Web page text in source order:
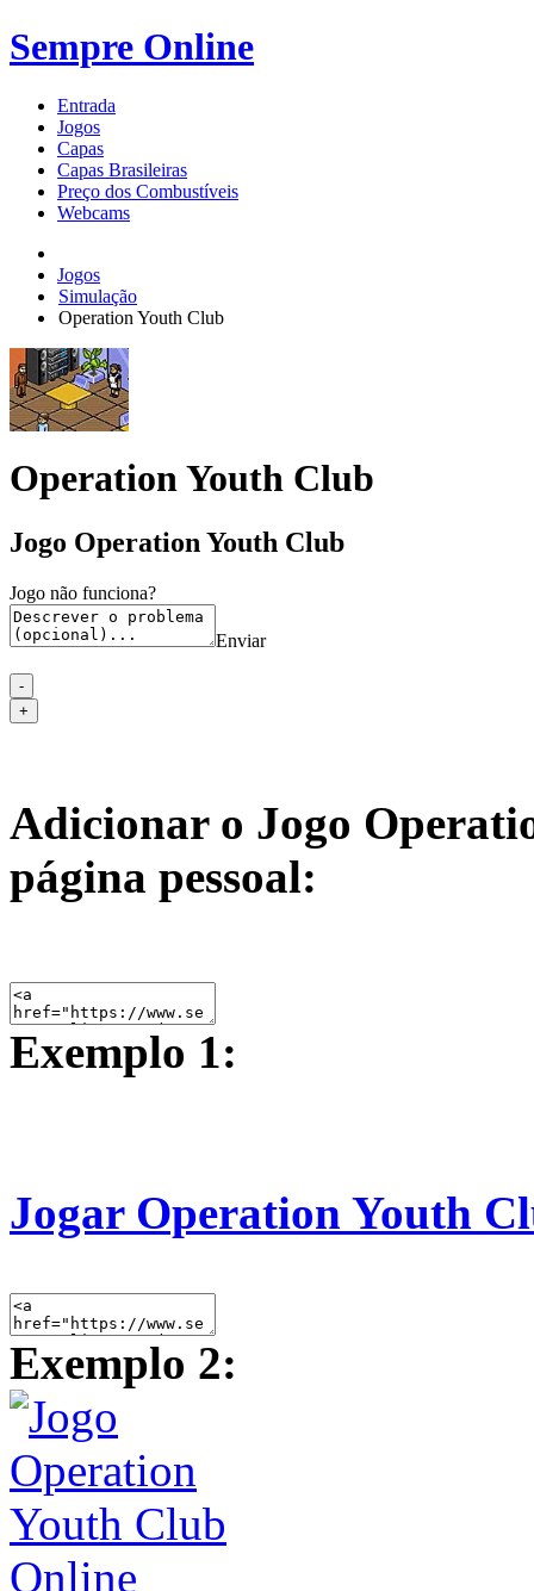
Sempre Online
Entrada
Jogos
Capas
Capas Brasileiras
Preço dos Combustíveis
Webcams
Jogos
Simulação
Operation Youth Club
Operation Youth Club
Jogo Operation Youth Club
Jogo não funciona?
Enviar
Adicionar o Jogo
página pessoal:
Exemplo 1:
Jogar Operation Youth
Exemplo 2: